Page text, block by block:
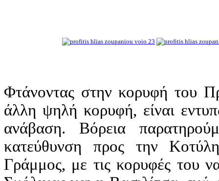
Φτάνοντας στην κορυφή του
άλλη ψηλή κορυφή, είναι
ανάβαση. Βόρεια
κατεύθυνση προς την
Γράμμος, με τις κορυφές του